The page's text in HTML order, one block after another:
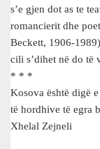
s’e gjen dot as te
romancierit dhe
Beckett, 1906-
cili s’dihet në do të
* * *
Kosova është digë
të hordhive të egra
Xhelal Zejneli